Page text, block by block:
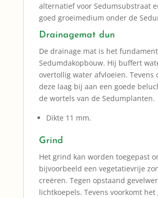
alternatief voor Sedumsubstraat
goed groeimedium onder de
Drainagemat dun
De drainage mat is het
Sedumdakopbouw. Hij buffert
overtollig water afvloeien. Tevens
deze laag bij aan een goede
de wortels van de Sedumplanten.
Dikte 11 mm.
Grind
Het grind kan worden toegepast
bijvoorbeeld een vegetatievrije
creëren. Tegen opstaand
lichtkoepels. Tevens voorkomt